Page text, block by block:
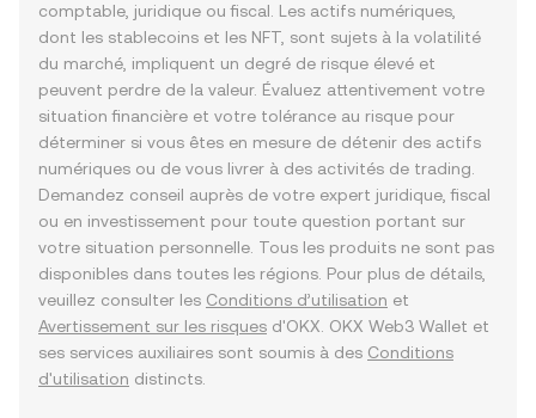
comptable, juridique ou fiscal. Les actifs numériques,
dont les stablecoins et les NFT, sont sujets à la volatilité
du marché, impliquent un degré de risque élevé et
peuvent perdre de la valeur. Évaluez attentivement votre
situation financière et votre tolérance au risque pour
déterminer si vous êtes en mesure de détenir des actifs
numériques ou de vous livrer à des activités de trading.
Demandez conseil auprès de votre expert juridique, fiscal
ou en investissement pour toute question portant sur
votre situation personnelle. Tous les produits ne sont pas
disponibles dans toutes les régions. Pour plus de détails,
veuillez consulter les Conditions d’utilisation et
Avertissement sur les risques d'OKX. OKX Web3 Wallet et
ses services auxiliaires sont soumis à des Conditions
d'utilisation distincts.